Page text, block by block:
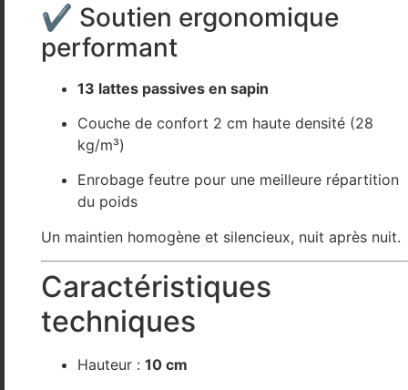
✔ Soutien ergonomique
performant
13 lattes passives en sapin
Couche de confort 2 cm haute densité (28
kg/m³)
Enrobage feutre pour une meilleure répartition
du poids
Un maintien homogène et silencieux, nuit après nuit.
Caractéristiques
techniques
Hauteur : 10 cm